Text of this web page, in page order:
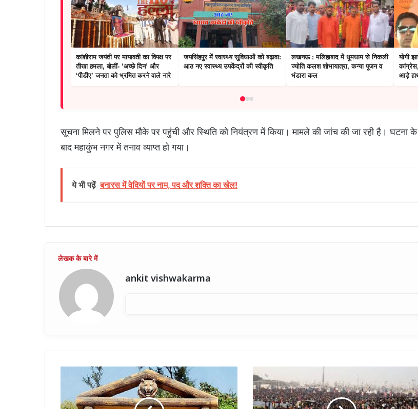
कांशीराम जयंती पर मायावती का विपक्ष पर
तीखा हमला, बोलीं- ‘अच्छे दिन’ और
‘पीडीए’ जनता को भ्रमित करने वाले नारे
जयसिंहपुर में स्वास्थ्य सुविधाओं को बढ़ावा:
आठ नए स्वास्थ्य उपकेंद्रों की स्वीकृति
लखनऊ : मलिहाबाद में धूमधाम से निकली
ज्योति कलश शोभायात्रा, कन्या पूजन व
भंडारा कल
योगी
आड़े
सूचना मिलने पर पुलिस मौके पर पहुंची और स्थिति को नियंत्रण में किया। मामले की जांच की जा रही है। घटना के
बाद महाकुंभ नगर में तनाव व्याप्त हो गया।
ये भी पढ़ें बनारस में वेदियों पर नाम, पद और शक्ति का खेल!
ankit vishwakarma
की
में
आस्था
का